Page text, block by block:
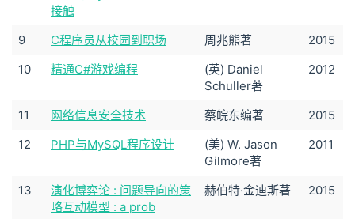
接触
9 C程序员从校园到职场 周兆熊著
2015
10
精通C#游戏编程
(英) Daniel
Schuller著
2012
11 网络信息安全技术 蔡皖东编著
2015
12
PHP与MySQL程序设计
(美) W. Jason
Gilmore著
2011
13
演化博弈论 : 问题导向的策
略互动模型 : a prob
赫伯特·金迪斯著 2015